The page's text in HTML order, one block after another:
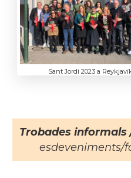
Sant Jordi 2023 a
Trobades informals
esdeveniments/